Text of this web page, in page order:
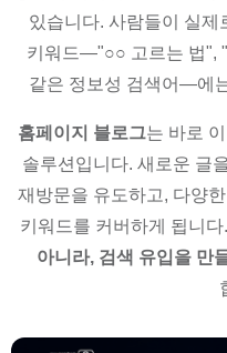
있습니다. 사람들이 실제
키워드—"○○ 고르는 법",
같은 정보성 검색어—에
홈페이지 블로그는 바로
솔루션입니다. 새로운 글
재방문을 유도하고, 다양
키워드를 커버하게 됩니다.
아니라, 검색 유입을 만